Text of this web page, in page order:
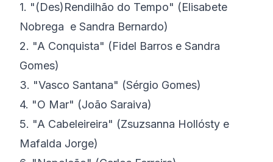
1. "(Des)Rendilhão do Tempo" (Elisabete
Nobrega e Sandra Bernardo)
2. "A Conquista" (Fidel Barros e Sandra
Gomes)
3. "Vasco Santana" (Sérgio Gomes)
4. "O Mar" (João Saraiva)
5. "A Cabeleireira" (Zsuzsanna Hollósty e
Mafalda Jorge)